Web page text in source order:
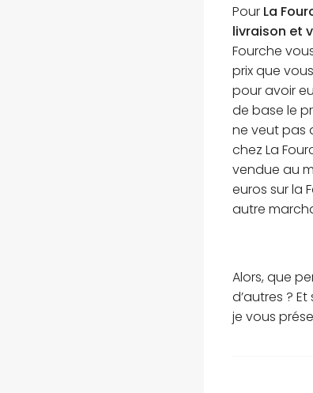
Pour La
livraison et
Fourche
prix que
pour avoir
de base le
ne veut pas
chez La
vendue au
euros sur la
autre
Alors, que
d’autres ?
je vous